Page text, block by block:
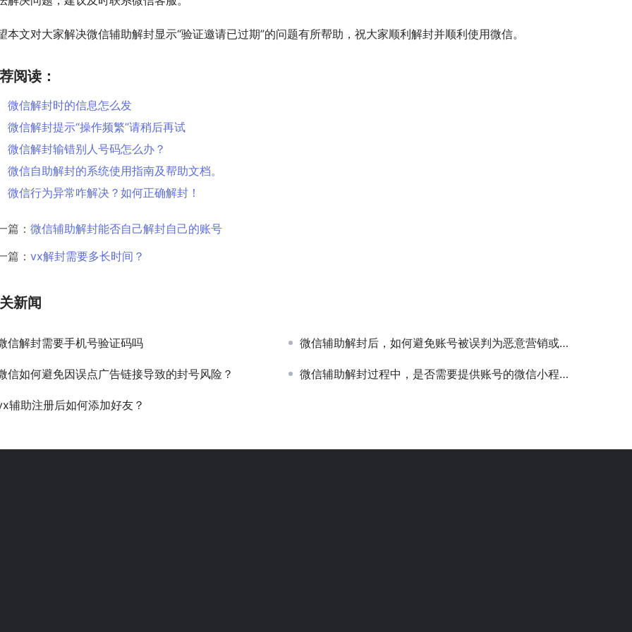
本文对大家解决微信辅助解封显示“验证邀请已过期”的问题有所帮助，祝大家顺利解封并顺利使用微信。
阅读：
微信解封时的信息怎么发
微信解封提示“操作频繁”请稍后再试
微信解封输错别人号码怎么办？
微信自助解封的系统使用指南及帮助文档。
微信行为异常咋解决？如何正确解封！
篇： 微信辅助解封能否自己解封自己的账号
篇： vx解封需要多长时间？
新闻
信解封需要手机号验证码吗 微信辅助解封后，如何避免账号被误判为恶意营销或广告行为？
信如何避免因误点广告链接导致的封号风险？ 微信辅助解封过程中，是否需要提供账号的微信小程序代码审核通过证明？
辅助注册后如何添加好友？